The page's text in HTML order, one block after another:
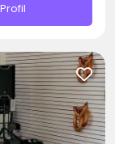
Profil